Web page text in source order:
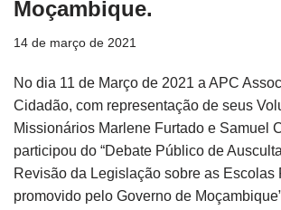
Moçambique.
14 de março de 2021
No dia 11 de Março de 2021 a APC
Cidadão, com representação de seus
Missionários Marlene Furtado e Samuel
participou do “Debate Público de
Revisão da Legislação sobre as Escolas
promovido pelo Governo de